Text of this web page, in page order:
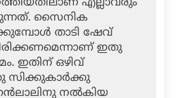
എല്ലാവരും
സൈനിക
താടി ഷേവ്
ഇതു
ഇതിന് ഒഴിവ്
സിക്കുകാര്‍ക്കു
നല്‍കിയ